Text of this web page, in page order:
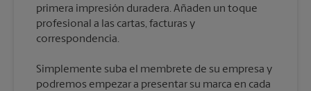
primera impresión duradera. Añaden un toque
profesional a las cartas, facturas y
Simplemente suba el membrete de su empresa y
podremos empezar a presentar su marca en cada